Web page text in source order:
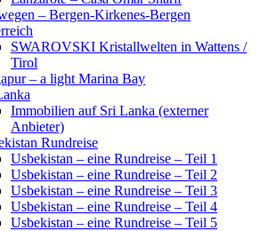
– Bergen-Kirkenes-Bergen
SWAROVSKI Kristallwelten in Wattens /
Tirol
– a light Marina Bay
Immobilien auf Sri Lanka (externer
Anbieter)
Rundreise
Usbekistan – eine Rundreise – Teil 1
Usbekistan – eine Rundreise – Teil 2
Usbekistan – eine Rundreise – Teil 3
Usbekistan – eine Rundreise – Teil 4
Usbekistan – eine Rundreise – Teil 5